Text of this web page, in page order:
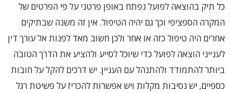
כל תיק בהוצאה לפועל נפתח באופן פרטני על פי הפרטים של
המקרה הספציפי וכך גם יהיה הטיפול. אין זה משנה שבתיקים
אחרים היה טיפול כזה או אחר ולכן חשוב מאד לפנות אל עורך דין
לענייני הוצאה לפועל כדי שיוכל לסייע ולהציע את הדרך הטובה
ביותר להתמודד ולהתנהל עם העניין. יש דרכים להקל על חובות
כספיים, יש נסיבות מקלות ויש אפשרות להכריז על פשיטת רגל